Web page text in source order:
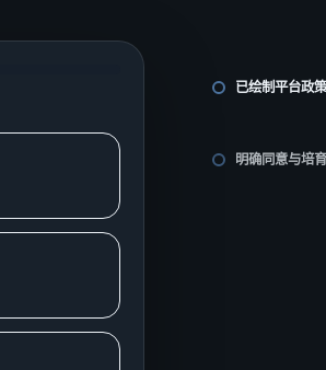
已绘制平台政策
明确同意与培育